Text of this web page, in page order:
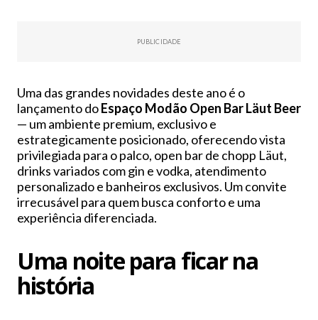
PUBLICIDADE
Uma das grandes novidades deste ano é o
lançamento doEspaço Modão Open Bar Läut Beer
— um ambiente premium, exclusivo e
estrategicamente posicionado, oferecendo vista
privilegiada para o palco, open bar de chopp Läut,
drinks variados com gin e vodka, atendimento
personalizado e banheiros exclusivos. Um convite
irrecusável para quem busca conforto e uma
experiência diferenciada.
Uma noite para ficar na
história